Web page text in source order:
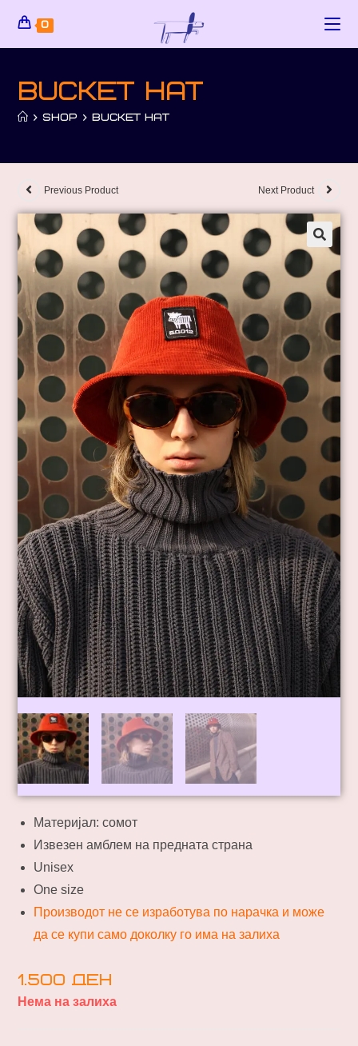
0
Bucket hat
> SHOP > BUCKET HAT
Previous Product Next Product
Материјал: сомот
Извезен амблем на предната страна
Unisex
One size
Производот не се изработува по нарачка и може
да се купи само доколку го има на залиха
1.500ден
Нема на залиха